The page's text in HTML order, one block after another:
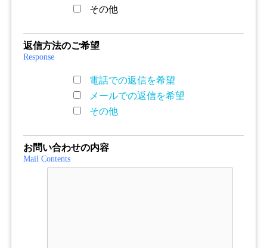
その他
返信方法のご希望
Response
電話での返信を希望
メールでの返信を希望
その他
お問い合わせの内容
Mail Contents